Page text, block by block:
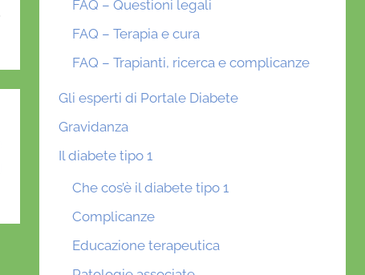
FAQ – Questioni legali
FAQ – Terapia e cura
FAQ – Trapianti, ricerca e complicanze
Gli esperti di Portale Diabete
Gravidanza
Il diabete tipo 1
Che cos’è il diabete tipo 1
Complicanze
Educazione terapeutica